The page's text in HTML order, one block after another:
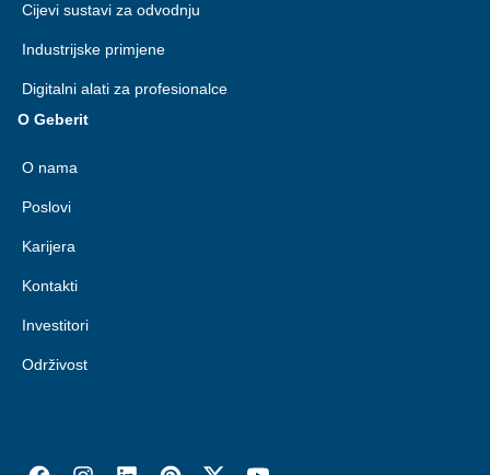
Cijevi sustavi za odvodnju
Industrijske primjene
Digitalni alati za profesionalce
O Geberit
O nama
Poslovi
Karijera
Kontakti
Investitori
Održivost